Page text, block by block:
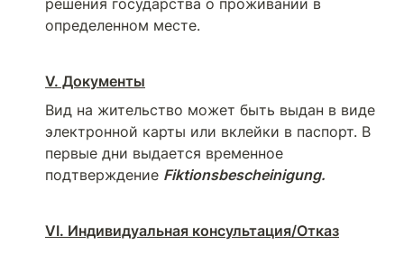
решения государства о проживании в
определенном месте.
V. Документы
Вид на жительство может быть выдан в виде
электронной карты или вклейки в паспорт. В
первые дни выдается временное
подтверждение Fiktionsbescheinigung.
VI. Индивидуальная консультация/Отказ